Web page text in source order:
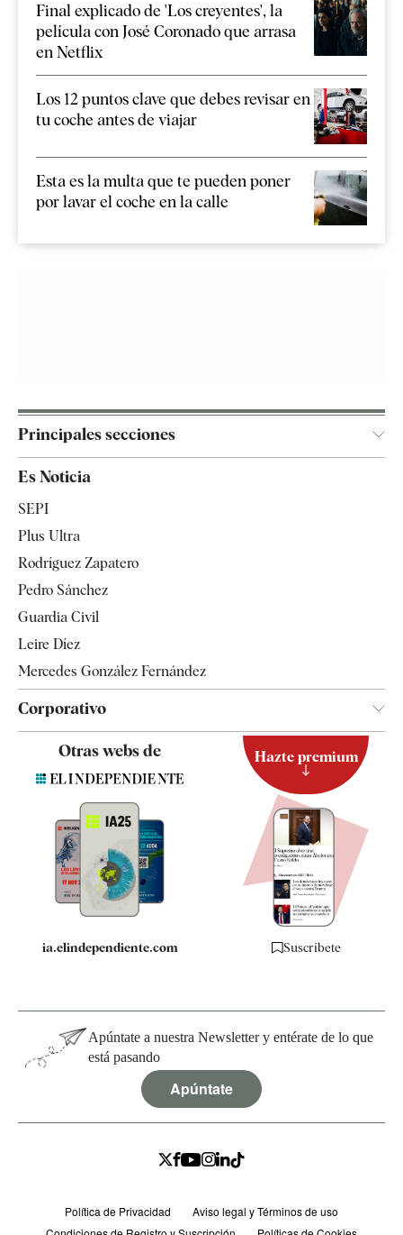
Final explicado de 'Los creyentes', la
película con José Coronado que arrasa
en Netflix
Los 12 puntos clave que debes revisar en
tu coche antes de viajar
Esta es la multa que te pueden poner
por lavar el coche en la calle
Principales secciones
España
Televisión
Es Noticia
SEPI
Plus Ultra
Rodríguez Zapatero
Pedro Sánchez
Guardia Civil
Leire Díez
Mercedes González Fernández
Corporativo
Contacto
Quiénes somos
Especificaciones
Otras webs de
ia.elindependiente.com
Hazte premium
Suscríbete
Apúntate a nuestra Newsletter y entérate de lo que
está pasando
Apúntate
Política de Privacidad
Aviso legal y Términos de uso